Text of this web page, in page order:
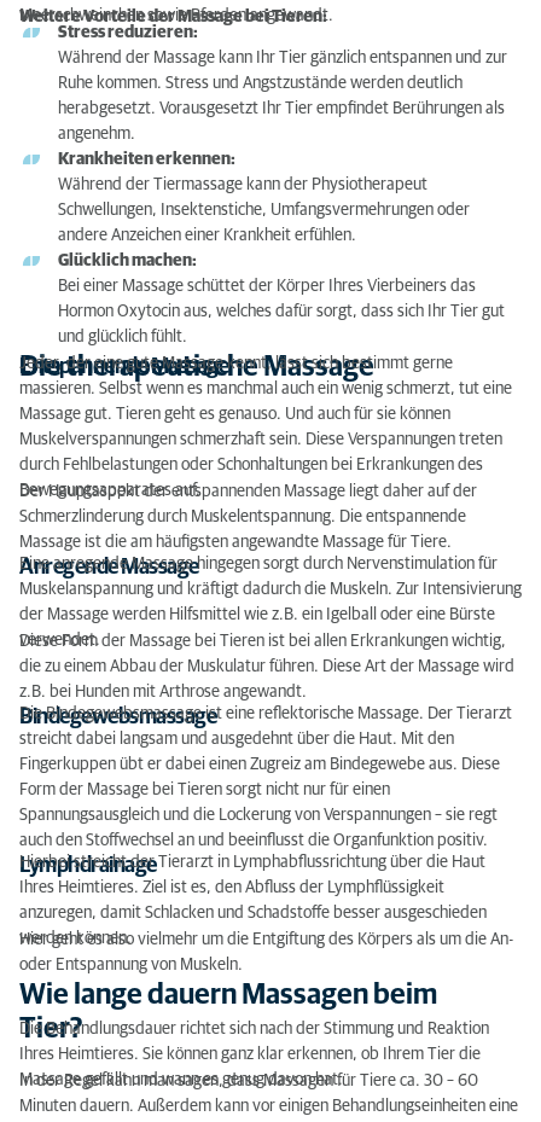
Meerschweinchen sowie Pferden angewandt.
Weitere Vorteile der Massage bei Tieren:
Stress reduzieren:
Während der Massage kann Ihr Tier gänzlich entspannen und zur
Ruhe kommen. Stress und Angstzustände werden deutlich
herabgesetzt. Vorausgesetzt Ihr Tier empfindet Berührungen als
angenehm.
Krankheiten erkennen:
Während der Tiermassage kann der Physiotherapeut
Schwellungen, Insektenstiche, Umfangsvermehrungen oder
andere Anzeichen einer Krankheit erfühlen.
Glücklich machen:
Bei einer Massage schüttet der Körper Ihres Vierbeiners das
Hormon Oxytocin aus, welches dafür sorgt, dass sich Ihr Tier gut
und glücklich fühlt.
Die therapeutische Massage
Entspannende Massage
Jeder, der eine gute Massage kennt, lässt sich bestimmt gerne
massieren. Selbst wenn es manchmal auch ein wenig schmerzt, tut eine
Massage gut. Tieren geht es genauso. Und auch für sie können
Muskelverspannungen schmerzhaft sein. Diese Verspannungen treten
durch Fehlbelastungen oder Schonhaltungen bei Erkrankungen des
Bewegungsapparates auf.
Der Hauptaspekt der entspannenden Massage liegt daher auf der
Schmerzlinderung durch Muskelentspannung. Die entspannende
Massage ist die am häufigsten angewandte Massage für Tiere.
Anregende Massage
Eine anregende Massage hingegen sorgt durch Nervenstimulation für
Muskelanspannung und kräftigt dadurch die Muskeln. Zur Intensivierung
der Massage werden Hilfsmittel wie z.B. ein Igelball oder eine Bürste
verwendet.
Diese Form der Massage bei Tieren ist bei allen Erkrankungen wichtig,
die zu einem Abbau der Muskulatur führen. Diese Art der Massage wird
z.B. bei Hunden mit Arthrose angewandt.
Bindegewebsmassage
Die Bindegewebsmassage ist eine reflektorische Massage. Der Tierarzt
streicht dabei langsam und ausgedehnt über die Haut. Mit den
Fingerkuppen übt er dabei einen Zugreiz am Bindegewebe aus. Diese
Form der Massage bei Tieren sorgt nicht nur für einen
Spannungsausgleich und die Lockerung von Verspannungen – sie regt
auch den Stoffwechsel an und beeinflusst die Organfunktion positiv.
Lymphdrainage
Hierbei streicht der Tierarzt in Lymphabflussrichtung über die Haut
Ihres Heimtieres. Ziel ist es, den Abfluss der Lymphflüssigkeit
anzuregen, damit Schlacken und Schadstoffe besser ausgeschieden
werden können.
Hier geht es also vielmehr um die Entgiftung des Körpers als um die An-
oder Entspannung von Muskeln.
Wie lange dauern Massagen beim
Tier?
Die Behandlungsdauer richtet sich nach der Stimmung und Reaktion
Ihres Heimtieres. Sie können ganz klar erkennen, ob Ihrem Tier die
Massage gefällt und wann es genug davon hat.
In der Regel kann man sagen, dass Massagen für Tiere ca. 30 – 60
Minuten dauern. Außerdem kann vor einigen Behandlungseinheiten eine